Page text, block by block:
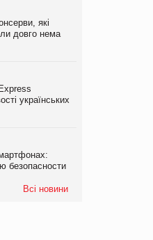
які
довго нема
українських
безопасности
Всі новини